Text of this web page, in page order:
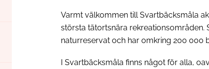
Varmt välkommen till Svartbäcksmåla
största tätortsnära rekreationsområden.
naturreservat och har omkring 200 000
I Svartbäcksmåla finns något för alla,